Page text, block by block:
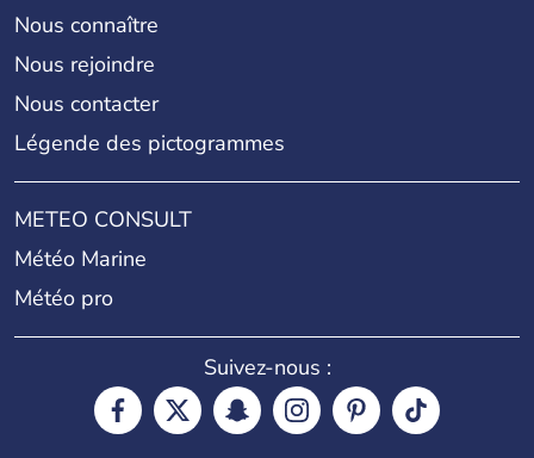
Nous connaître
Nous rejoindre
Nous contacter
Légende des pictogrammes
METEO CONSULT
Météo Marine
Météo pro
Suivez-nous :